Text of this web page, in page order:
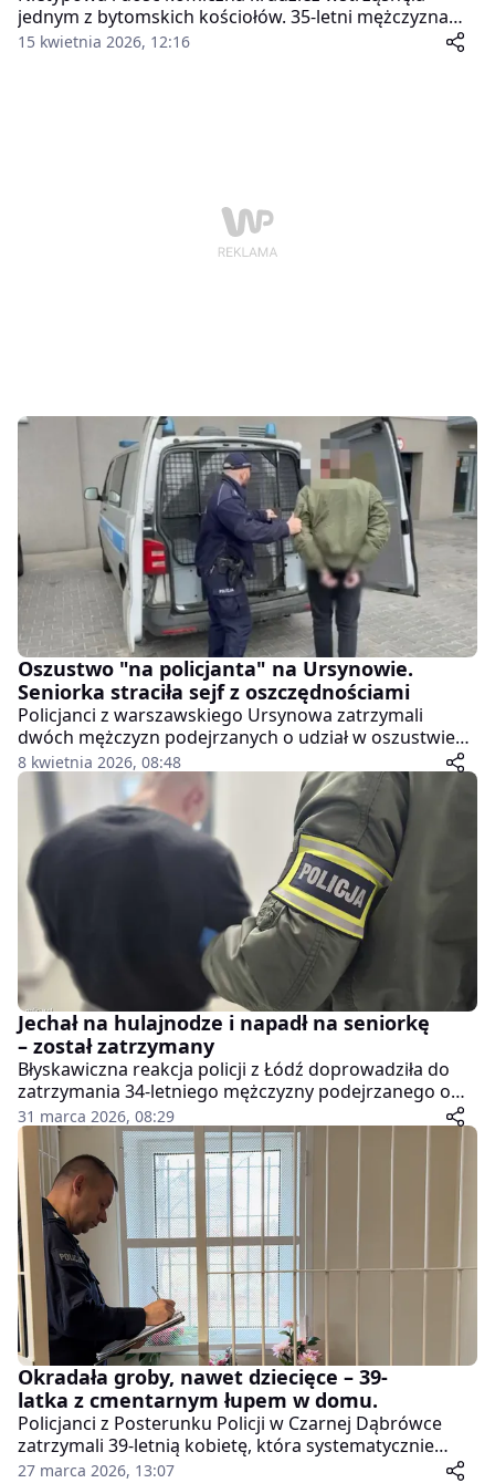
jednym z bytomskich kościołów. 35-letni mężczyzna
postanowił "wziąć wszystko", co doprowadziło do jego
15 kwietnia 2026, 12:16
Oszustwo "na policjanta" na Ursynowie.
Seniorka straciła sejf z oszczędnościami
Policjanci z warszawskiego Ursynowa zatrzymali
dwóch mężczyzn podejrzanych o udział w oszustwie
wymierzonym w starszą kobietę. Sprawcy działali
znaną metodą "na policjanta", a ich łupem padł sejf z
pieniędzmi i cennymi przedmiotami. Decyzją sądu obaj
trafili do aresztu.
8 kwietnia 2026, 08:48
Jechał na hulajnodze i napadł na seniorkę
– został zatrzymany
Błyskawiczna reakcja policji z Łódź doprowadziła do
zatrzymania 34-letniego mężczyzny podejrzanego o
brutalny rozbój na starszej kobiecie. Do zdarzenia
doszło w czwartek, 26 marca, po godzinie 13:00.
Sprawca zaatakował 79-latkę na chodniku, a następnie
uciekł z jej torebką.
31 marca 2026, 08:29
Okradała groby, nawet dziecięce – 39-
latka z cmentarnym łupem w domu.
Policjanci z Posterunku Policji w Czarnej Dąbrówce
zatrzymali 39-letnią kobietę, która systematycznie
okradała nagrobki na kilku cmentarzach. Z grobów
27 marca 2026, 13:07